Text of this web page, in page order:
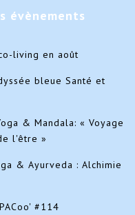
évènements
living en août
bleue Santé et
& Mandala: « Voyage
l'être »
& Ayurveda : Alchimie
#114